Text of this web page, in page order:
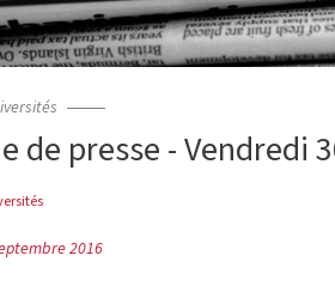
de presse - Vendredi
2016